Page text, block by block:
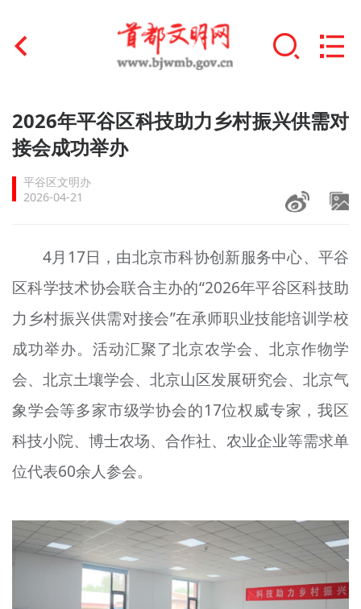
首页
文明创建
文明实践
未成年人思想道德建设
榜样人物
+
身边好人
文明评论
北京宣传文化引导基金
资料库
+
2026年平谷区科技助力乡村振兴供需对
接会成功举办
平谷区文明办
2026-04-21
4月17日，由北京市科协创新服务中心、平谷
区科学技术协会联合主办的“2026年平谷区科技助
力乡村振兴供需对接会”在承师职业技能培训学校
成功举办。活动汇聚了北京农学会、北京作物学
会、北京土壤学会、北京山区发展研究会、北京气
象学会等多家市级学协会的17位权威专家，我区
科技小院、博士农场、合作社、农业企业等需求单
位代表60余人参会。